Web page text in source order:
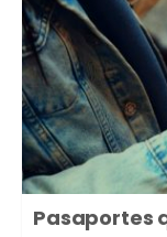
Pasaportes